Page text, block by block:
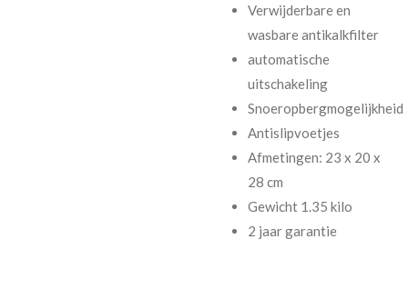
Verwijderbare en
wasbare antikalkfilter
automatische
uitschakeling
Snoeropbergmogelijkheid
Antislipvoetjes
Afmetingen: 23 x 20 x
28 cm
Gewicht 1.35 kilo
2 jaar garantie